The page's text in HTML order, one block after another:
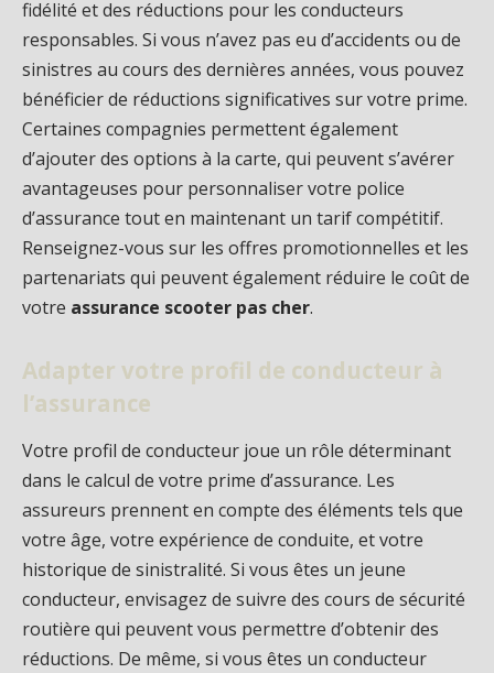
fidélité et des réductions pour les conducteurs
responsables. Si vous n’avez pas eu d’accidents ou de
sinistres au cours des dernières années, vous pouvez
bénéficier de réductions significatives sur votre prime.
Certaines compagnies permettent également
d’ajouter des options à la carte, qui peuvent s’avérer
avantageuses pour personnaliser votre police
d’assurance tout en maintenant un tarif compétitif.
Renseignez-vous sur les offres promotionnelles et les
partenariats qui peuvent également réduire le coût de
votre assurance scooter pas cher.
Adapter votre profil de conducteur à
l’assurance
Votre profil de conducteur joue un rôle déterminant
dans le calcul de votre prime d’assurance. Les
assureurs prennent en compte des éléments tels que
votre âge, votre expérience de conduite, et votre
historique de sinistralité. Si vous êtes un jeune
conducteur, envisagez de suivre des cours de sécurité
routière qui peuvent vous permettre d’obtenir des
réductions. De même, si vous êtes un conducteur